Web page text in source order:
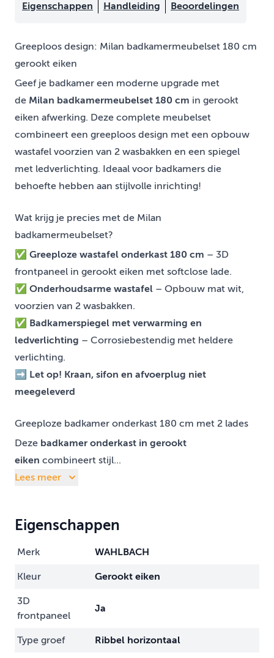
Eigenschappen Handleiding Beoordelingen
Greeploos design: Milan badkamermeubelset 180 cm
gerookt eiken
Geef je badkamer een moderne upgrade met
de Milan badkamermeubelset 180 cm in gerookt
eiken afwerking. Deze complete meubelset
combineert een greeploos design met een opbouw
wastafel voorzien van 2 wasbakken en een spiegel
met ledverlichting. Ideaal voor badkamers die
behoefte hebben aan stijlvolle inrichting!
Wat krijg je precies met de Milan
badkamermeubelset?
✅ Greeploze wastafel onderkast 180 cm – 3D
frontpaneel in gerookt eiken met softclose lade.
✅ Onderhoudsarme wastafel – Opbouw mat wit,
voorzien van 2 wasbakken.
✅ Badkamerspiegel met verwarming en
ledverlichting – Corrosiebestendig met heldere
verlichting.
➡️ Let op! Kraan, sifon en afvoerplug niet
meegeleverd
Greeploze badkamer onderkast 180 cm met 2 lades
Deze badkamer onderkast in gerookt
eiken combineert stijl...
Lees meer
Eigenschappen
Merk WAHLBACH
Kleur Gerookt eiken
3D
frontpaneel
Ja
Type groef Ribbel horizontaal